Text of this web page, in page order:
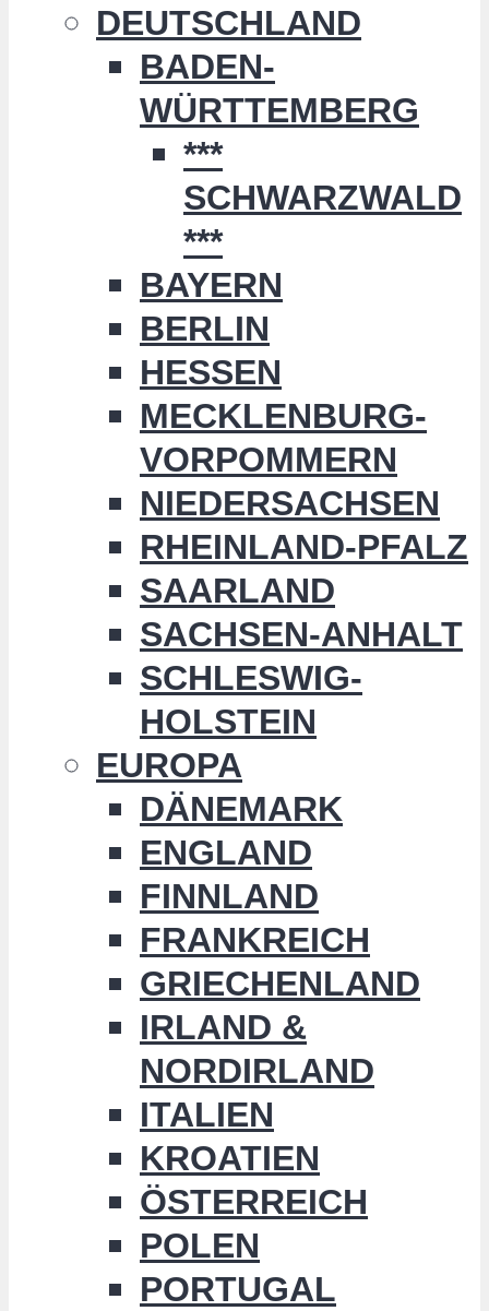
DEUTSCHLAND
BADEN-
WÜRTTEMBERG
***
SCHWARZWALD
***
BAYERN
BERLIN
HESSEN
MECKLENBURG-
VORPOMMERN
NIEDERSACHSEN
RHEINLAND-PFALZ
SAARLAND
SACHSEN-ANHALT
SCHLESWIG-
HOLSTEIN
EUROPA
DÄNEMARK
ENGLAND
FINNLAND
FRANKREICH
GRIECHENLAND
IRLAND &
NORDIRLAND
ITALIEN
KROATIEN
ÖSTERREICH
POLEN
PORTUGAL